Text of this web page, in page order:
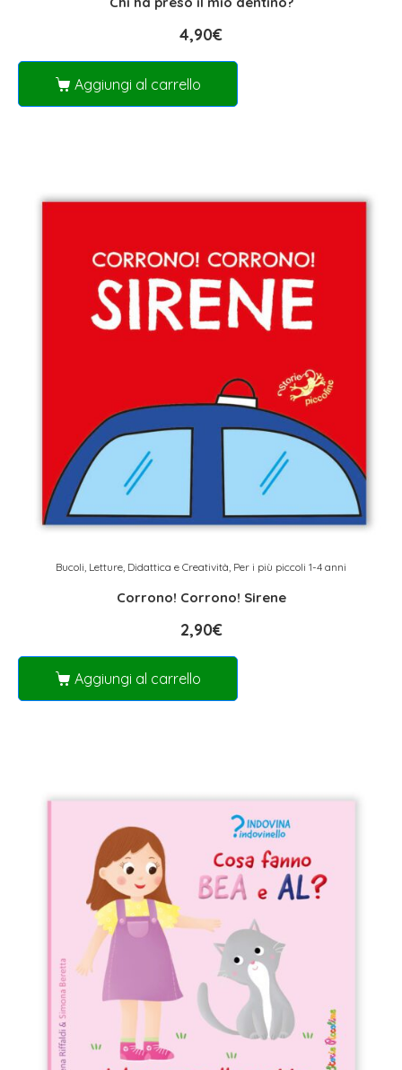
4,90€
Aggiungi al carrello
Bucoli Letture, Didattica e Creatività Per i più piccoli 1-4 anni
Corrono! Corrono! Sirene
2,90€
Aggiungi al carrello